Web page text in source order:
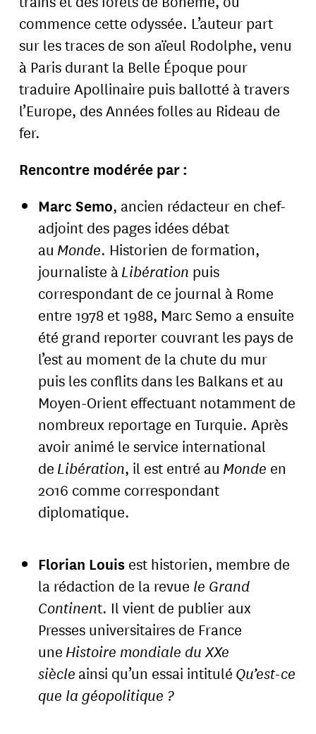
commence cette odyssée. L’auteur part
sur les traces de son aïeul Rodolphe, venu
à Paris durant la Belle Époque pour
traduire Apollinaire puis ballotté à travers
l’Europe, des Années folles au Rideau de
fer.
Rencontre modérée par :
Marc Semo, ancien rédacteur en chef-
adjoint des pages idées débat
au Monde. Historien de formation,
journaliste àLibération puis
correspondant de ce journal à Rome
entre 1978 et 1988, Marc Semo a ensuite
été grand reporter couvrant les pays de
l’est au moment de la chute du mur
puis les conflits dans les Balkans et au
Moyen-Orient effectuant notamment de
nombreux reportage en Turquie. Après
avoir animé le service international
de Libération, il est entré au Monde en
2016 comme correspondant
diplomatique.
Florian Louis est historien, membre de
la rédaction de la revue le Grand
Continent. Il vient de publier aux
Presses universitaires de France
une Histoire mondiale du XXe
siècle ainsi qu’un essai intitulé Qu’est-ce
que la géopolitique ?